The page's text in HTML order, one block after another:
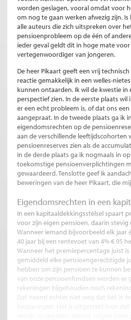
worden geslagen, vooral omdat voor
om nog te gaan werken afwezig zijn.
alle auteurs die zich uitspreken over
pensioenprobleem op de één of
ieder geval geldt dit in hoge mate voor
vertegenwoordiger van jongeren.
De heer Pikaart geeft een vrij
reactie gemakkelijk in een welles-
kunnen ontaarden. Ik wil de kwestie in
perspectief zien. In de eerste plaats
er een echt probleem is, of dat ons
aangepraat. In de tweede plaats ga ik
eigendomsrechten op de
aan de verschillende leeftijdscohorten
pensioenreserves zien als de
In de derde plaats ga ik nogmaals in
toekomstige pensioenverplichtingen
gewaardeerd. Tenslotte geef ik
beweringen van de heer Pikaart, die
Eigendomsrechten in een
In een kapitaaldekkingsstelsel spaart
voor zijn eigen pensioen, daarin
Wanneer iemand bijvoorbeeld elk jaar
40 jaar bij een rentevoet van 4% € 95
Wanneer het premiepercentage juist is
gemiddeld elke pensioengerechtigde
hebben om zijn pensioen te kunnen
van onze pensioenfondsen worden er
rekeningen bijgehouden noch
Dat neemt echter niet weg dat het in
besparingen. Het is uitgesteld loon